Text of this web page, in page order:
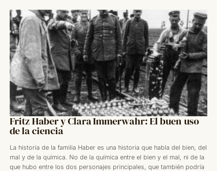
Fritz Haber y Clara Immerwahr: El buen uso
de la ciencia
La historia de la familia Haber es una historia que habla del bien, del
mal y de la química. No de la química entre el bien y el mal, ni de la
que hubo entre los dos personajes principales, que también podría